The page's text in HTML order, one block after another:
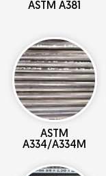
ASTM A381
ASTM
A334/A334M